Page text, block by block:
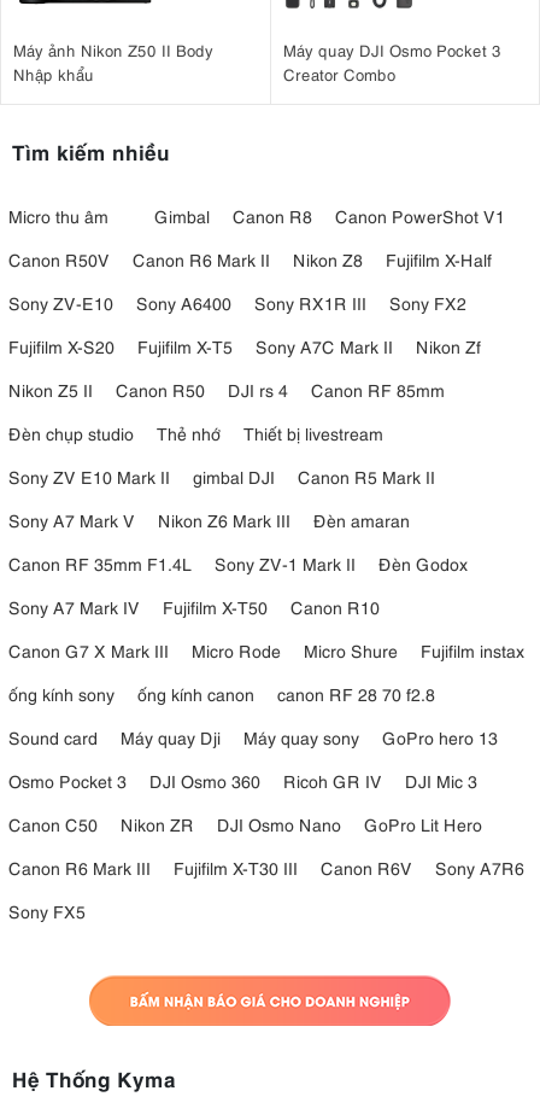
Máy ảnh Nikon Z50 II Body
Nhập khẩu
Máy quay DJI Osmo Pocket 3
Creator Combo
Tìm kiếm nhiều
Micro thu âm Gimbal Canon R8
Canon PowerShot V1
Canon R50V
Canon R6 Mark II Nikon Z8
Fujifilm X-Half
Sony ZV-E10
Sony A6400 Sony RX1R III
Sony FX2
Fujifilm X-S20
Fujifilm X-T5 Sony A7C Mark II
Nikon Zf
Nikon Z5 II
Canon R50 DJI rs 4
Canon RF 85mm
Đèn chụp studio
Thẻ nhớ
Thiết bị livestream
Sony ZV E10 Mark II
gimbal DJI
Canon R5 Mark II
Sony A7 Mark V
Nikon Z6 Mark III
Đèn amaran
Canon RF 35mm F1.4L
Sony ZV-1 Mark II
Đèn Godox
Sony A7 Mark IV
Fujifilm X-T50
Canon R10
Canon G7 X Mark III
Micro Rode Micro Shure
Fujifilm instax
ống kính sony
ống kính canon
canon RF 28 70 f2.8
Sound card
Máy quay Dji Máy quay sony
GoPro hero 13
Osmo Pocket 3
DJI Osmo 360 Ricoh GR IV
DJI Mic 3
Canon C50
Nikon ZR DJI Osmo Nano
GoPro Lit Hero
Canon R6 Mark III
Fujifilm X-T30 III Canon R6V
Sony A7R6
Sony FX5
Hệ Thống Kyma